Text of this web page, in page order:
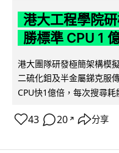
港大工程學院
勝標準 CPU 1
港大團隊研發極簡架構模
二硫化鉬及半金屬銻克服
CPU快1億倍，每次搜尋耗
43 20 ↗ 分享